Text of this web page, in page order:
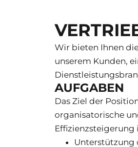
Wir bieten Ihnen
unserem Kunden,
AUFGABEN
Das Ziel der
organisatorische
Unterstützung